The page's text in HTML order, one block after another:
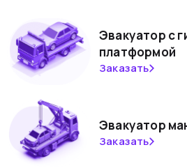
Эвакуатор с
платформой
Заказать
Эвакуатор
Заказать